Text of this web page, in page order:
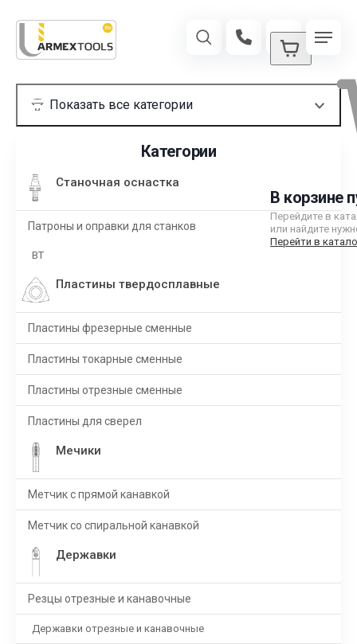
В корзине
Перейдите в
или найдите
Перейти в
Категории
Станочная оснастка
Патроны и оправки для станков
BT
Пластины твердосплавные
Пластины фрезерные сменные
Пластины токарные сменные
Пластины отрезные сменные
Пластины для сверел
Мечики
Метчик с прямой канавкой
Метчик со спиральной канавкой
Державки
Резцы отрезные и канавочные
Державки отрезные и канавочные